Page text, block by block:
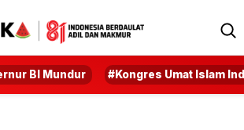
BI Mundur #Kongres Umat Islam